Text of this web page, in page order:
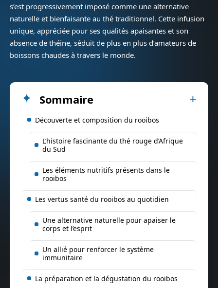
s’est progressivement imposé comme une alternative
naturelle et bienfaisante au thé traditionnel. Cette infusion
unique, appréciée pour ses qualités apaisantes et son
absence de théine, séduit de plus en plus d’amateurs de
boissons chaudes à travers le monde.
Sommaire
Découverte et composition du rooibos
L’histoire fascinante du thé rouge d’Afrique
du Sud
Les éléments nutritifs présents dans le
rooibos
Les vertus santé du rooibos au quotidien
Une alternative naturelle pour apaiser le
corps et l’esprit
Un allié pour renforcer le système
immunitaire
La préparation et la dégustation du rooibos